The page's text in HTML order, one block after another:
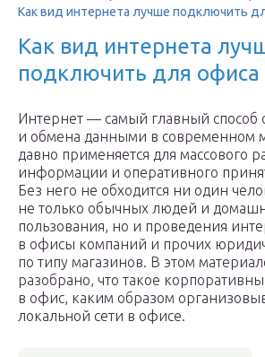
Как вид интернета лучше подключить
Как вид интернета
подключить для офиса
Интернет — самый главный способ
и обмена данными в современном
давно применяется для массового
информации и оперативного
Без него не обходится ни один
не только обычных людей и
пользования, но и проведения
в офисы компаний и прочих
по типу магазинов. В этом
разобрано, что такое
в офис, каким образом
локальной сети в офисе.